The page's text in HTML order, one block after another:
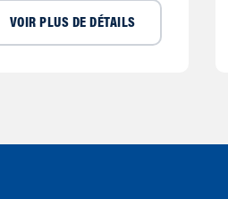
VOIR PLUS DE DÉTAILS